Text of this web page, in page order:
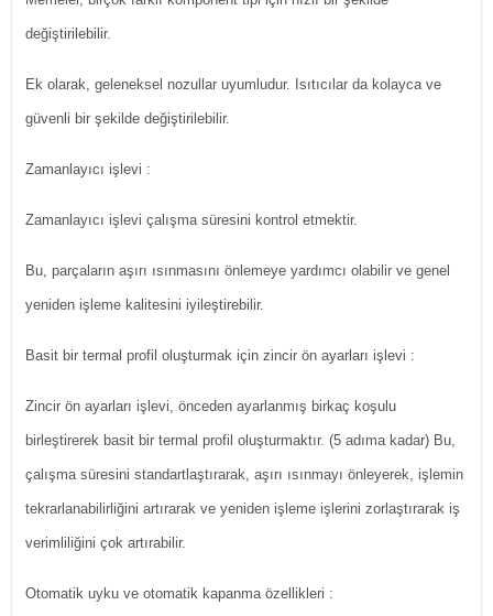
değiştirilebilir.
Ek olarak, geleneksel nozullar uyumludur. Isıtıcılar da kolayca ve
güvenli bir şekilde değiştirilebilir.
Zamanlayıcı işlevi :
Zamanlayıcı işlevi çalışma süresini kontrol etmektir.
Bu, parçaların aşırı ısınmasını önlemeye yardımcı olabilir ve genel
yeniden işleme kalitesini iyileştirebilir.
Basit bir termal profil oluşturmak için zincir ön ayarları işlevi :
Zincir ön ayarları işlevi, önceden ayarlanmış birkaç koşulu
birleştirerek basit bir termal profil oluşturmaktır. (5 adıma kadar) Bu,
çalışma süresini standartlaştırarak, aşırı ısınmayı önleyerek, işlemin
tekrarlanabilirliğini artırarak ve yeniden işleme işlerini zorlaştırarak iş
verimliliğini çok artırabilir.
Otomatik uyku ve otomatik kapanma özellikleri :